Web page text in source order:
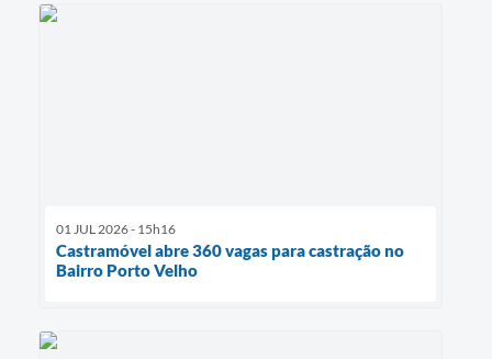
01 JUL 2026 - 15h16
Castramóvel abre 360 vagas para castração no
Bairro Porto Velho